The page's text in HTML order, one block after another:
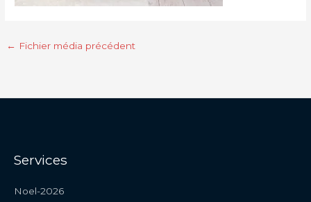
← Fichier média précédent
Services
Noel-2026